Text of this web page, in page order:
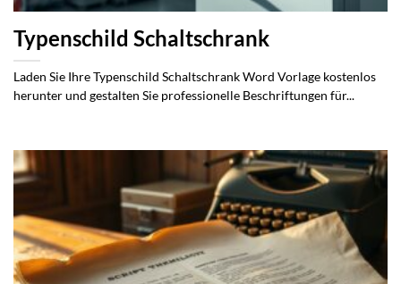
Typenschild Schaltschrank
Laden Sie Ihre Typenschild Schaltschrank Word Vorlage kostenlos
herunter und gestalten Sie professionelle Beschriftungen für...